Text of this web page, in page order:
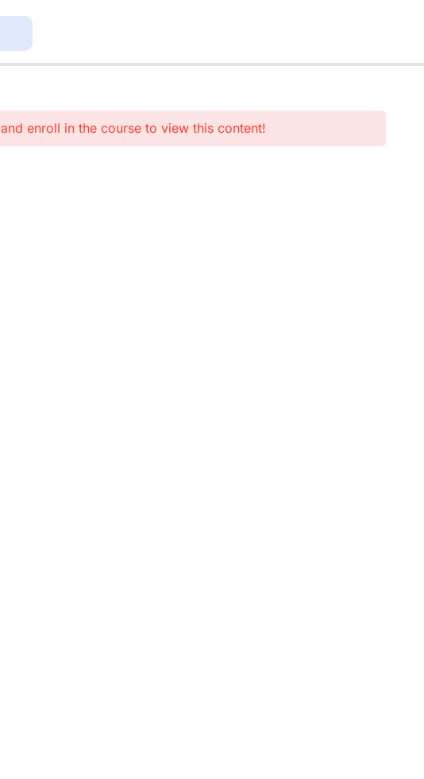
and enroll in the course to view this content!